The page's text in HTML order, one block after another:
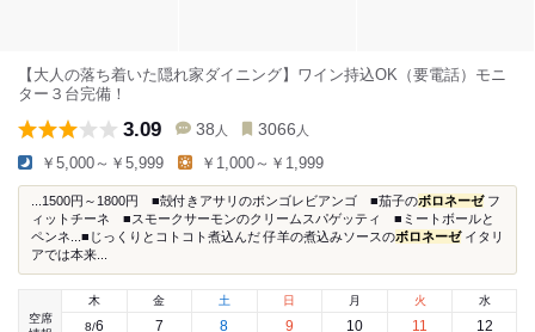
【大人の落ち着いた隠れ家ダイニング】ワイン持込OK（要電話）モニ
ター３台完備！
3.09 38 人 3066 人
￥5,000～￥5,999 ￥1,000～￥1,999
...1500円～1800円 ■殻付きアサリのボンゴレビアンゴ ■茄子のボロネーゼフ
ィットチーネ ■スモークサーモンのクリームスパゲッティ ■ミートボールと
ペンネ...■じっくりとコトコト煮込んだ 仔羊の煮込みソースのボロネーゼイタリ
アでは本来...
空席
木
8/6
金
7
土
8
日
9
月
10
火
11
水
12